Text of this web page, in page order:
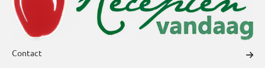
Contact